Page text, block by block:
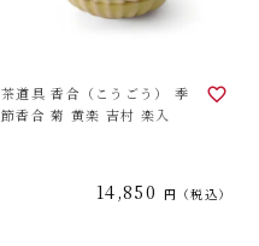
茶道具 香合（こうごう） 季
節香合 菊 黄楽 吉村 楽入
14,850 税込